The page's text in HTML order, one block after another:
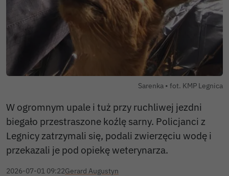
Sarenka • fot. KMP Legnica
W ogromnym upale i tuż przy ruchliwej jezdni
biegało przestraszone koźlę sarny. Policjanci z
Legnicy zatrzymali się, podali zwierzęciu wodę i
przekazali je pod opiekę weterynarza.
2026-07-01 09:22Gerard Augustyn